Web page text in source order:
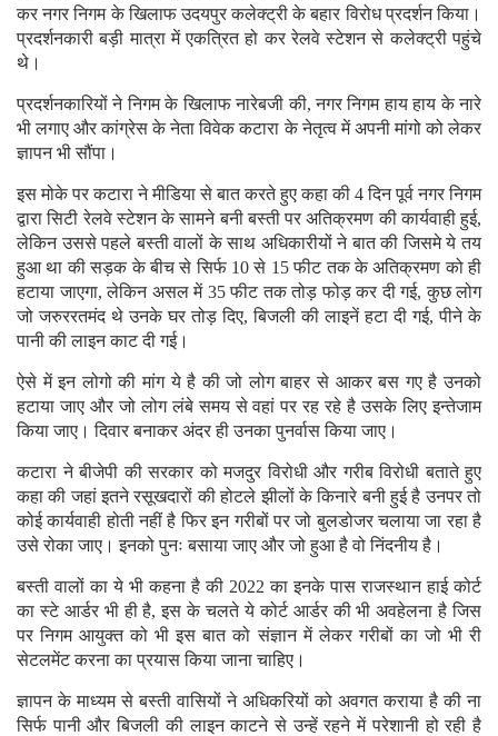
कर नगर निगम के खिलाफ उदयपुर कलेक्ट्री के बहार विरोध प्रदर्शन किया।
प्रदर्शनकारी बड़ी मात्रा में एकत्रित हो कर रेलवे स्टेशन से कलेक्ट्री पहुंचे
थे।
प्रदर्शनकारियों ने निगम के खिलाफ नारेबजी की, नगर निगम हाय हाय के नारे
भी लगाए और कांग्रेस के नेता विवेक कटारा के नेतृत्व में अपनी मांगो को लेकर
ज्ञापन भी सौंपा।
इस मोके पर कटारा ने मीडिया से बात करते हुए कहा की 4 दिन पूर्व नगर निगम
द्वारा सिटी रेलवे स्टेशन के सामने बनी बस्ती पर अतिक्रमण की कार्यवाही हुई,
लेकिन उससे पहले बस्ती वालों के साथ अधिकारीयों ने बात की जिसमे ये तय
हुआ था की सड़क के बीच से सिर्फ 10 से 15 फीट तक के अतिक्रमण को ही
हटाया जाएगा, लेकिन असल में 35 फीट तक तोड़ फोड़ कर दी गई, कुछ लोग
जो जरुररतमंद थे उनके घर तोड़ दिए, बिजली की लाइनें हटा दी गई, पीने के
पानी की लाइन काट दी गई।
ऐसे में इन लोगो की मांग ये है की जो लोग बाहर से आकर बस गए है उनको
हटाया जाए और जो लोग लंबे समय से वहां पर रह रहे है उसके लिए इन्तेजाम
किया जाए। दिवार बनाकर अंदर ही उनका पुनर्वास किया जाए।
कटारा ने बीजेपी की सरकार को मजदुर विरोधी और गरीब विरोधी बताते हुए
कहा की जहां इतने रसूखदारों की होटले झीलों के किनारे बनी हुई है उनपर तो
कोई कार्यवाही होती नहीं है फिर इन गरीबों पर जो बुलडोजर चलाया जा रहा है
उसे रोका जाए। इनको पुनः बसाया जाए और जो हुआ है वो निंदनीय है।
बस्ती वालों का ये भी कहना है की 2022 का इनके पास राजस्थान हाई कोर्ट
का स्टे आर्डर भी ही है, इस के चलते ये कोर्ट आर्डर की भी अवहेलना है जिस
पर निगम आयुक्त को भी इस बात को संज्ञान में लेकर गरीबों का जो भी री
सेटलमेंट करना का प्रयास किया जाना चाहिए।
ज्ञापन के माध्यम से बस्ती वासियों ने अधिकरियों को अवगत कराया है की ना
सिर्फ पानी और बिजली की लाइन काटने से उन्हें रहने में परेशानी हो रही है